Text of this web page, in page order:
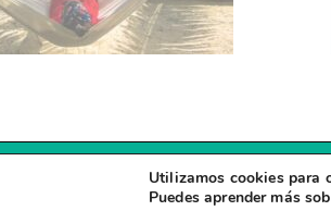
Utilizamos cookies para
Puedes aprender más